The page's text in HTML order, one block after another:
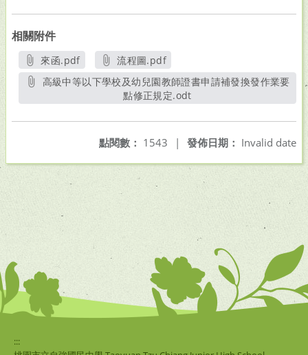
相關附件
來函.pdf
另開新視窗
流程圖.pdf
另開新視窗
點修正規定.odt
發佈日期： Invalid date
點閱數： 1543 |
:::